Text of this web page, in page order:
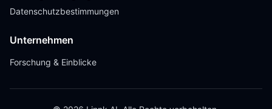
Datenschutzbestimmungen
Unternehmen
Forschung & Einblicke